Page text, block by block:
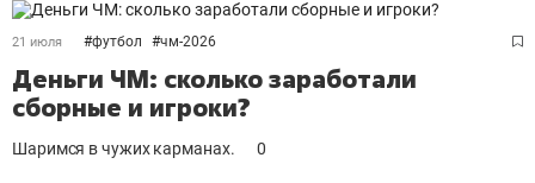
21 июля #футбол #чм-2026
Деньги ЧМ: сколько заработали
сборные и игроки?
Шаримся в чужих карманах. 0